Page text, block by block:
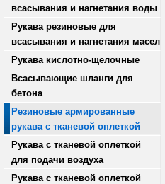
всасывания и нагнетания воды
Рукава резиновые для
всасывания и нагнетания масел
Рукава кислотно-щелочные
Всасывающие шланги для
бетона
Резиновые армированные
рукава с тканевой оплеткой
Рукава с тканевой оплеткой
для подачи воздуха
Рукава с тканевой оплеткой